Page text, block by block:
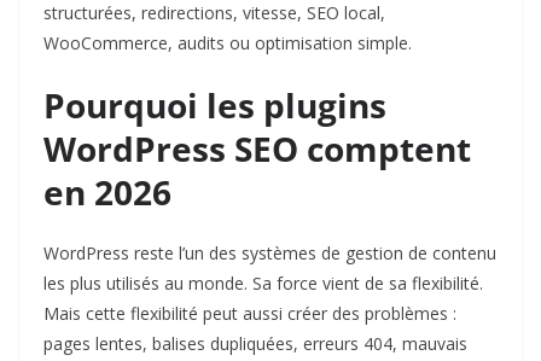
structurées, redirections, vitesse, SEO local,
WooCommerce, audits ou optimisation simple.
Pourquoi les plugins
WordPress SEO comptent
en 2026
WordPress reste l’un des systèmes de gestion de contenu
les plus utilisés au monde. Sa force vient de sa flexibilité.
Mais cette flexibilité peut aussi créer des problèmes :
pages lentes, balises dupliquées, erreurs 404, mauvais